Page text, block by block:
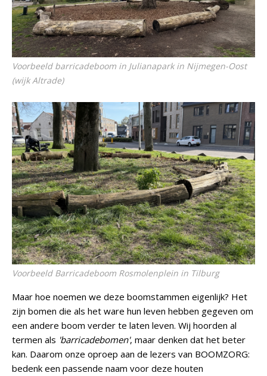
Voorbeeld barricadeboom in Julianapark in Nijmegen-Oost
(wijk Altrade)
Voorbeeld Barricadeboom Rosmolenplein in Tilburg
Maar hoe noemen we deze boomstammen eigenlijk? Het
zijn bomen die als het ware hun leven hebben gegeven om
een andere boom verder te laten leven. Wij hoorden al
termen als 'barricadebomen', maar denken dat het beter
kan. Daarom onze oproep aan de lezers van BOOMZORG:
bedenk een passende naam voor deze houten